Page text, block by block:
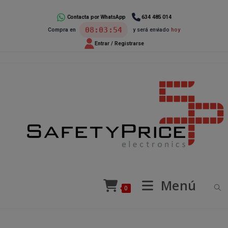
Contacta por WhatsApp
634 485 014
Compra en
08:03:53 y será enviado hoy
Entrar / Registrarse
0 Menú